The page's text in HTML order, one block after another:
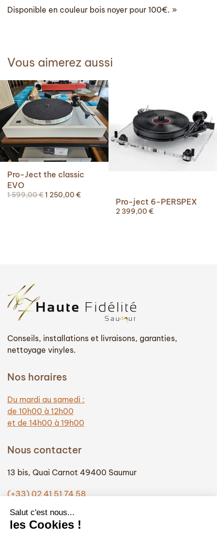
Disponible en couleur bois noyer pour 100€. »
Vous aimerez aussi
Pro-Ject the classic
EVO
1 599,00€Le
1 250,00 €Le
Pro-ject 6-PERSPEX
2 399,00 €
Conseils, installations et livraisons, garanties,
nettoyage vinyles.
Nos horaires
Du mardi au samedi :
de 10h00 à 12h00
et de 14h00 à 19h00
Nous contacter
13 bis, Quai Carnot 49400 Saumur
(+33) 02 41 51 74 58
info@hautefidelite-saumur.com